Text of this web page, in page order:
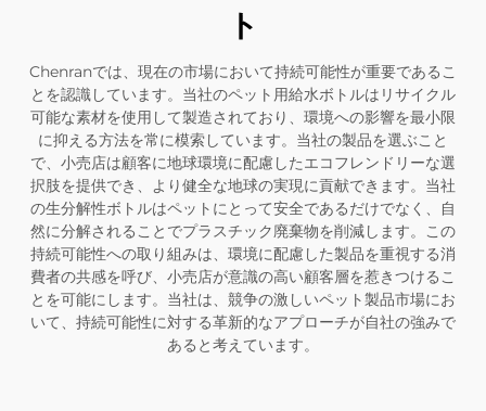
ト
Chenranでは、現在の市場において持続可能性が重要であるこ
とを認識しています。当社のペット用給水ボトルはリサイクル
可能な素材を使用して製造されており、環境への影響を最小限
に抑える方法を常に模索しています。当社の製品を選ぶこと
で、小売店は顧客に地球環境に配慮したエコフレンドリーな選
択肢を提供でき、より健全な地球の実現に貢献できます。当社
の生分解性ボトルはペットにとって安全であるだけでなく、自
然に分解されることでプラスチック廃棄物を削減します。この
持続可能性への取り組みは、環境に配慮した製品を重視する消
費者の共感を呼び、小売店が意識の高い顧客層を惹きつけるこ
とを可能にします。当社は、競争の激しいペット製品市場にお
いて、持続可能性に対する革新的なアプローチが自社の強みで
あると考えています。